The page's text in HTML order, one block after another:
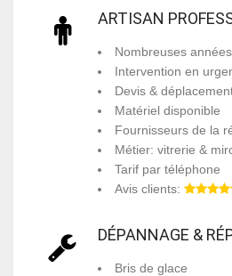
ARTISAN
Nombreuses
Intervention en
Devis &
Matériel disponible
Fournisseurs de la
Métier: vitrerie &
Tarif par téléphone
Avis clients:
DÉPANNAGE &
Bris de glace